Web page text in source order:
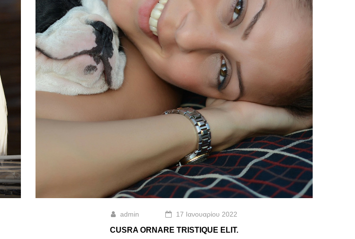
admin 17 Ιανουαρίου 2022
CUSRA ORNARE TRISTIQUE ELIT.